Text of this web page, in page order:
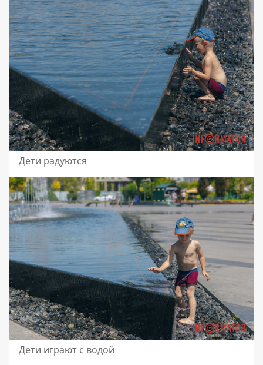
Дети радуются
Дети играют с водой